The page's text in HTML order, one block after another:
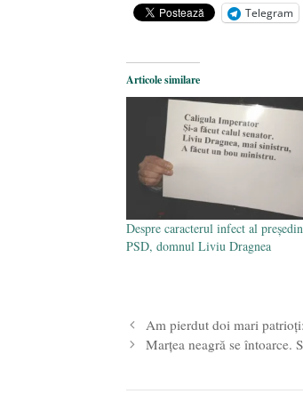
România nu știe să
Telegram
Articole similare
Despre caracterul infect al
PSD, domnul Liviu Dragnea
Am pierdut doi mari
Marțea neagră se întoarce.